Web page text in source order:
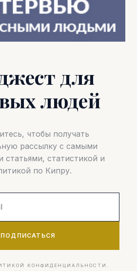
для
людей
чтобы получать
рассылку с самыми
статьями, статистикой и
по Кипру.
ПОДПИСАТЬСЯ
КОНФИДЕНЦИАЛЬНОСТИ.